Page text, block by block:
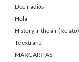
Decir adiós
Hola
History in the air (Relato)
Te extraño
MARGARITAS